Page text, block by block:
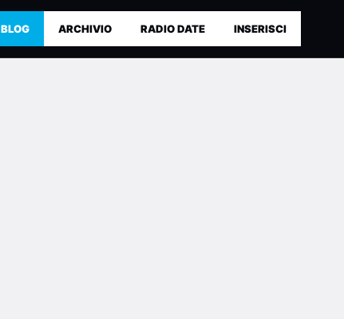
BLOG ARCHIVIO RADIO DATE INSERISCI